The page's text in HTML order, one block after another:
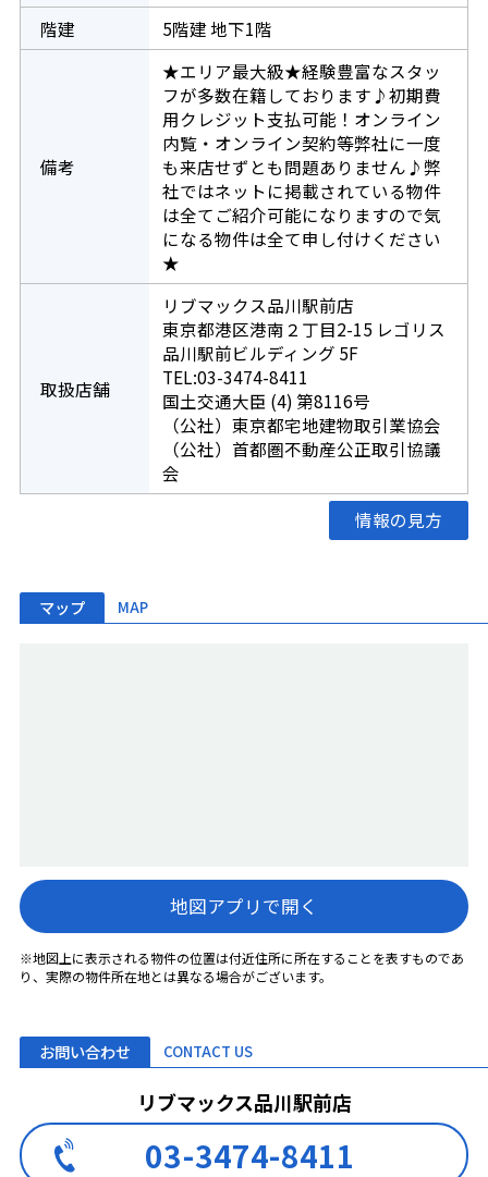
階建
5階建 地下1階
備考
★エリア最大級★経験豊富なスタッ
フが多数在籍しております♪初期費
用クレジット支払可能！オンライン
内覧・オンライン契約等弊社に一度
も来店せずとも問題ありません♪弊
社ではネットに掲載されている物件
は全てご紹介可能になりますので気
になる物件は全て申し付けください
★
取扱店舗
リブマックス品川駅前店
東京都港区港南２丁目2-15 レゴリス
品川駅前ビルディング 5F
TEL:03-3474-8411
国土交通大臣 (4) 第8116号
（公社）東京都宅地建物取引業協会
（公社）首都圏不動産公正取引協議
会
情報の見方
マップ MAP
地図アプリで開く
※地図上に表示される物件の位置は付近住所に所在することを表すものであ
り、実際の物件所在地とは異なる場合がございます。
お問い合わせ CONTACT US
リブマックス品川駅前店
03-3474-8411